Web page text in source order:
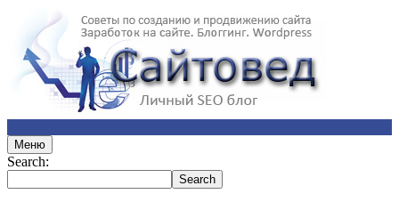
Меню
Search: